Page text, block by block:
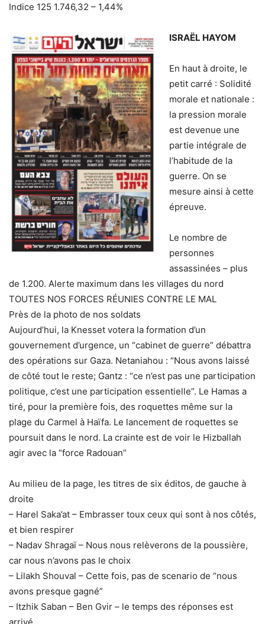
Indice 125 1.746,32 – 1,44%
ISRAËL HAYOM
En haut à droite, le
petit carré : Solidité
morale et nationale :
la pression morale
est devenue une
partie intégrale de
l’habitude de la
guerre. On se
mesure ainsi à cette
épreuve.
Le nombre de
personnes
assassinées – plus
de 1.200. Alerte maximum dans les villages du nord
TOUTES NOS FORCES RÉUNIES CONTRE LE MAL
Près de la photo de nos soldats
Aujourd’hui, la Knesset votera la formation d’un
gouvernement d’urgence, un “cabinet de guerre” débattra
des opérations sur Gaza. Netaniahou : “Nous avons laissé
de côté tout le reste; Gantz : “ce n’est pas une participation
politique, c’est une participation essentielle”. Le Hamas a
tiré, pour la première fois, des roquettes même sur la
plage du Carmel à Haïfa. Le lancement de roquettes se
poursuit dans le nord. La crainte est de voir le Hizballah
agir avec la “force Radouan”
Au milieu de la page, les titres de six éditos, de gauche à
droite
– Harel Saka’at – Embrasser toux ceux qui sont à nos côtés,
et bien respirer
– Nadav Shragaï – Nous nous relèverons de la poussière,
car nous n’avons pas le choix
– Lilakh Shouval – Cette fois, pas de scenario de “nous
avons presque gagné”
– Itzhik Saban – Ben Gvir – le temps des réponses est